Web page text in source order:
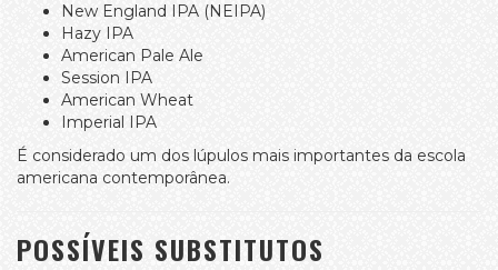
New England IPA (NEIPA)
Hazy IPA
American Pale Ale
Session IPA
American Wheat
Imperial IPA
É considerado um dos lúpulos mais importantes da escola
americana contemporânea.
POSSÍVEIS SUBSTITUTOS